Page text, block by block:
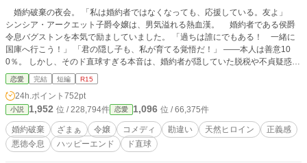
婚約破棄の夜会。 「私は婚約者ではなくなっても、応援している。友よ」
シンシア・アークエット子爵令嬢は、男気溢れる熱血漢。 婚約者である侯爵
令息バグストンを本気で励ましていました。 「過ちは誰にでもある！ 一緒に
国庫へ行こう！」 「君の隠し子も、私が育てる覚悟だ！」 ――本人は善意10
0％。 しかし、そのド直球すぎる本音は、婚約者が隠していた脱税や不貞疑惑ま
で次々と暴き、夜会は大混乱！ 「婚約は破棄だ！」 結局、婚約は予定どおり破
棄されてしまう。 けれど、王都で本当に失ったのはシンシアではなく、婚約者
の信用でした。 これは、空気を読まず、嘘もつけず、悪人まで全力で励まして
しまう天然熱血令嬢が、持ち前の正義感で悪事を次々と暴いてしまう、勘違いコ
メディです。
恋愛 完結 短編 R15
24h.ポイント 752pt
小説 1,952 位 / 228,794件 恋愛 1,096 位 / 66,375件
婚約破棄 ざまぁ 令嬢 コメディ 勘違い 天然ヒロイン
正義感
悪徳令息
ハッピーエンド ド直球